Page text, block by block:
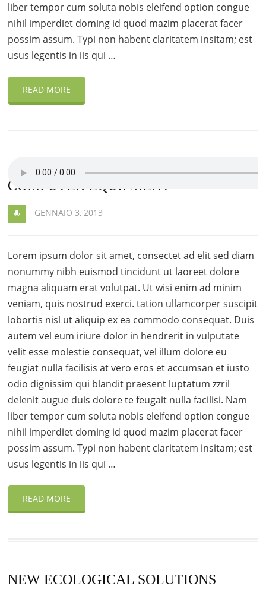
liber tempor cum soluta nobis eleifend option congue
nihil imperdiet doming id quod mazim placerat facer
possim assum. Typi non habent claritatem insitam; est
usus legentis in iis qui …
READ MORE
COMPUTER EQUIPMENT
GENNAIO 3, 2013
Lorem ipsum dolor sit amet, consectet ad elit sed diam
nonummy nibh euismod tincidunt ut laoreet dolore
magna aliquam erat volutpat. Ut wisi enim ad minim
veniam, quis nostrud exerci. tation ullamcorper suscipit
lobortis nisl ut aliquip ex ea commodo consequat. Duis
autem vel eum iriure dolor in hendrerit in vulputate
velit esse molestie consequat, vel illum dolore eu
feugiat nulla facilisis at vero eros et accumsan et iusto
odio dignissim qui blandit praesent luptatum zzril
delenit augue duis dolore te feugait nulla facilisi. Nam
liber tempor cum soluta nobis eleifend option congue
nihil imperdiet doming id quod mazim placerat facer
possim assum. Typi non habent claritatem insitam; est
usus legentis in iis qui …
READ MORE
NEW ECOLOGICAL SOLUTIONS